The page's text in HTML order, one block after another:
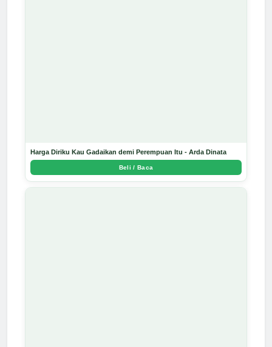
Harga Diriku Kau Gadaikan demi Perempuan Itu - Arda Dinata
Beli / Baca